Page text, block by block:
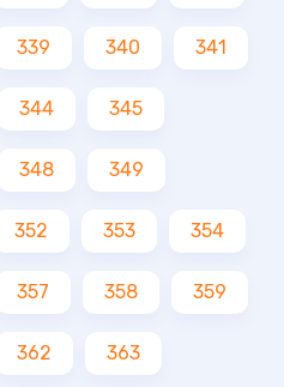
339 340 341
344 345
348 349
352 353 354
357 358 359
362 363